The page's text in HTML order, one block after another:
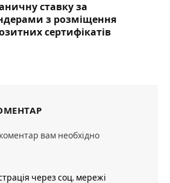
ставку за
з розміщення
сертифікатів
вам необхідно
через соц. мережі